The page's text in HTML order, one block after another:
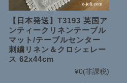
【日本発送】T3193 英国ア
ンティークリネンテーブル
マット/テーブルセンター
刺繍リネン＆クロシェレー
ス 62x44cm
¥0(非課税)